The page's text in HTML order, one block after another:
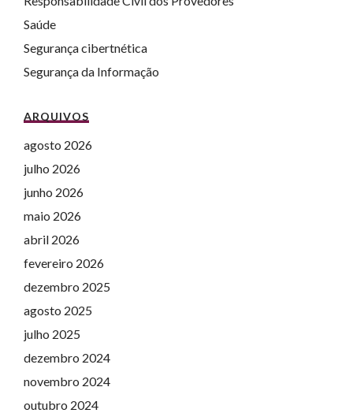
Saúde
Segurança cibertnética
Segurança da Informação
ARQUIVOS
agosto 2026
julho 2026
junho 2026
maio 2026
abril 2026
fevereiro 2026
dezembro 2025
agosto 2025
julho 2025
dezembro 2024
novembro 2024
outubro 2024